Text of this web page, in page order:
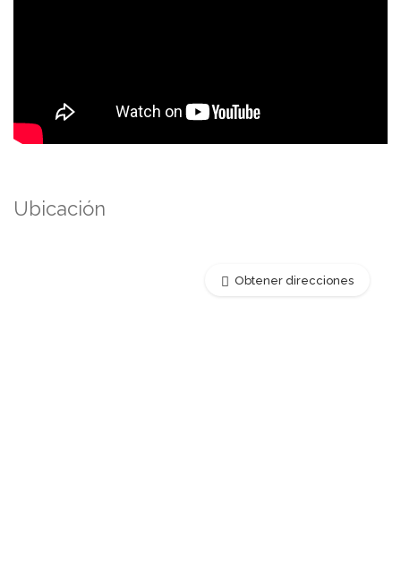
Ubicación
Obtener direcciones